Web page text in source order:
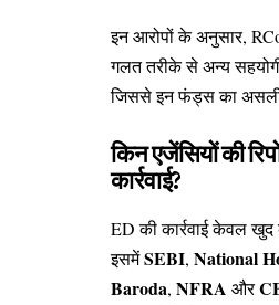
इन आरोपों के अनुसार,
गलत तरीके से अन्य
जिससे इन फंड्स का
किन एजेंसियों की
कार्रवाई?
ED की कार्रवाई केवल
इसमेंSEBI, National
Baroda, NFRA और